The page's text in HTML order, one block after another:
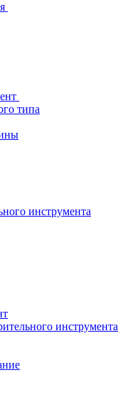
типа
инструмента
инструмента